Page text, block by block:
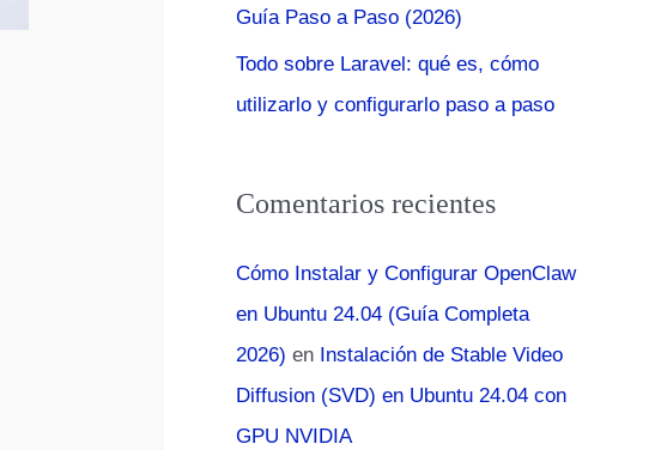
Guía Paso a Paso (2026)
Todo sobre Laravel: qué es, cómo
utilizarlo y configurarlo paso a paso
Comentarios recientes
Cómo Instalar y Configurar OpenClaw
en Ubuntu 24.04 (Guía Completa
2026) en Instalación de Stable Video
Diffusion (SVD) en Ubuntu 24.04 con
GPU NVIDIA